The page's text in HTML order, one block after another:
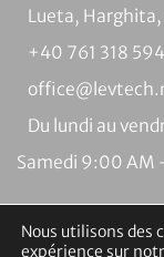
Lueta,
+40 761 318 594
Du lundi au
Samedi 9:00 AM
Nous utilisons des
expérience sur